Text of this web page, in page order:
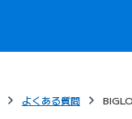
よくある質問